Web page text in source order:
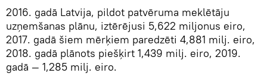
2016. gadā Latvija, pildot patvēruma meklētāju
uzņemšanas plānu, iztērējusi 5,622 miljonus eiro,
2017. gadā šiem mērķiem paredzēti 4,881 milj. eiro,
2018. gadā plānots piešķirt 1,439 milj. eiro, 2019.
gadā — 1,285 milj. eiro.